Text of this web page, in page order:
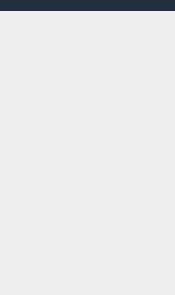
تماس با ایران بابا